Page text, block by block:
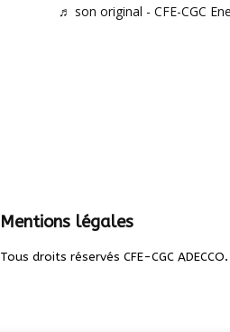
♬ son original - CFE-CGC
Mentions légales
Tous droits réservés CFE-CGC ADECCO.